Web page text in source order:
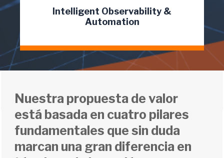
Intelligent Observability &
Automation
Leer más...
Nuestra propuesta de valor
está basada en cuatro pilares
fundamentales que sin duda
marcan una gran diferencia en